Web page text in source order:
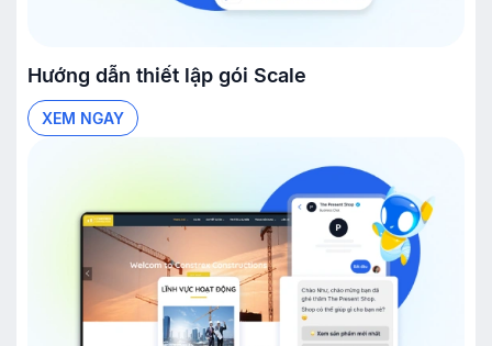
Hướng dẫn thiết lập gói Scale
XEM NGAY